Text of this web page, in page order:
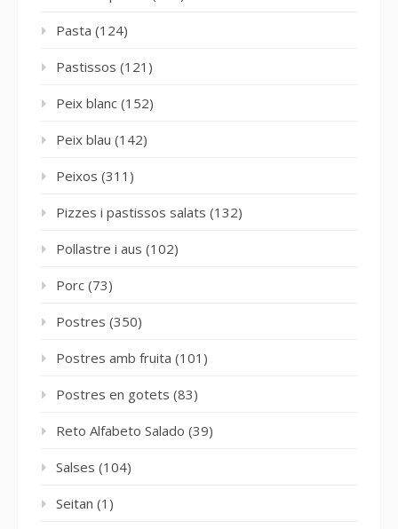
Pasta (124)
Pastissos (121)
Peix blanc (152)
Peix blau (142)
Peixos (311)
Pizzes i pastissos salats (132)
Pollastre i aus (102)
Porc (73)
Postres (350)
Postres amb fruita (101)
Postres en gotets (83)
Reto Alfabeto Salado (39)
Salses (104)
Seitan (1)